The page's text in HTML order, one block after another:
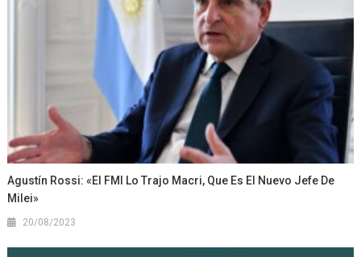
Agustín Rossi: «El FMI Lo Trajo Macri, Que Es El Nuevo Jefe De
Milei»
20/08/2023